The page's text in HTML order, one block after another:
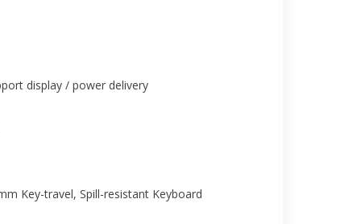
display / power delivery
Key-travel, Spill-resistant Keyboard